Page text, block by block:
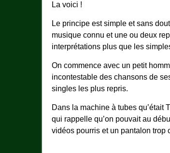
La voici !
Le principe est simple et sans
musique connu et une ou deux
interprétations plus que les
On commence avec un petit
incontestable des chansons de
singles les plus repris.
Dans la machine à tubes qu’était
qui rappelle qu’on pouvait au
vidéos pourris et un pantalon trop